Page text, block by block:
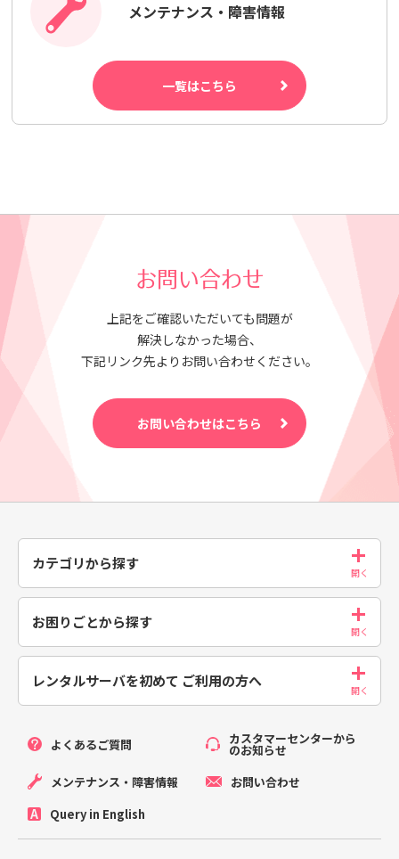
メンテナンス・障害情報
一覧はこちら
お問い合わせ
上記をご確認いただいても問題が
解決しなかった場合、
下記リンク先よりお問い合わせください。
お問い合わせはこちら
カテゴリから探す
お困りごとから探す
レンタルサーバを初めて ご利用の方へ
よくあるご質問 カスタマーセンターから
のお知らせ
メンテナンス・障害情報
お問い合わせ
Query in English